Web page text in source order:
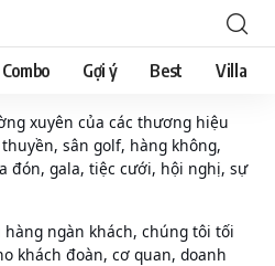
Combo Gợi ý Best Villa
xuyên của các thương hiệu
sân golf, hàng không,
đón, gala, tiệc cưới, hội nghị, sự
ngàn khách, chúng tôi tối
khách đoàn, cơ quan, doanh